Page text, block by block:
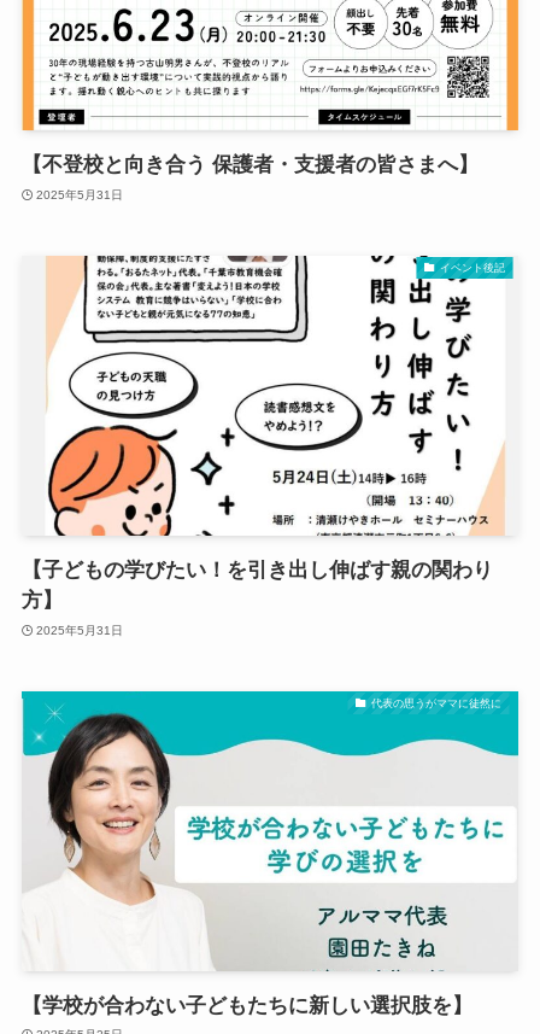
【不登校と向き合う 保護者・支援者の皆さまへ】
2025年5月31日
イベント後記
【子どもの学びたい！を引き出し伸ばす親の関わり
方】
2025年5月31日
代表の思うがママに徒然に
【学校が合わない子どもたちに新しい選択肢を】